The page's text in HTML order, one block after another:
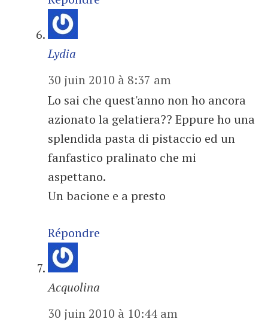
Lydia
30 juin 2010 à 8:37 am
Lo sai che quest'anno non ho ancora
azionato la gelatiera?? Eppure ho una
splendida pasta di pistaccio ed un
fanfastico pralinato che mi
aspettano.
Un bacione e a presto
Répondre
Acquolina
30 juin 2010 à 10:44 am